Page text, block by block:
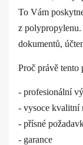
To Vám
z
dokumentů,
Proč právě tento
- profesionální
- vysoce kvalitní
- přísné
- garance